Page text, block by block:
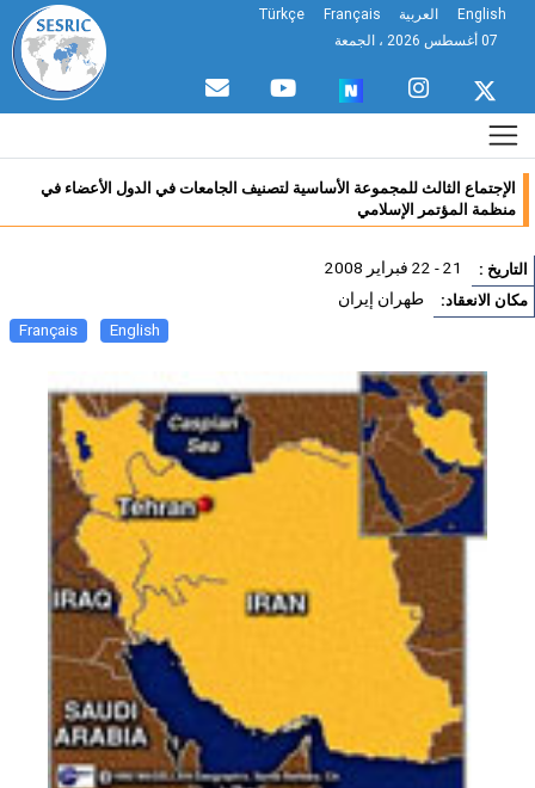
English العربية Français
Türkçe
الإجتماع الثالث للمجموعة الأساسية لتصنيف الجامعات في الدول الأعضاء في
منظمة المؤتمر الإسلامي
: 21 - 22 فبراير 2008
الانعقاد: طهران إيران
English
Français